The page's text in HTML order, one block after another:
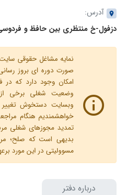
آدرس:
دزفول-خ منتظری بین حافظ و فردوسی - کد
نمایه مشاغل حقوقی
صورت دوره ای بروز
امکان وجود دارد که در
وضعیت شغلی برخی
وبسایت دستخوش تغییر
خواهشمندیم هنگام
تمدید مجوزهای شغلی
بدیهی است که صلح؛
مسوولیتی در این مورد
درباره دفتر